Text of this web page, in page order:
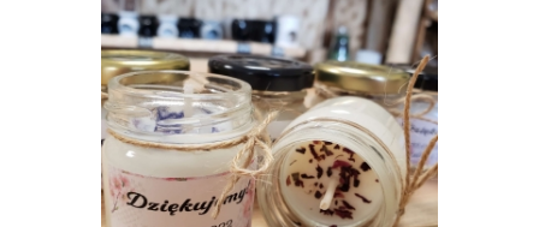
do koszyka